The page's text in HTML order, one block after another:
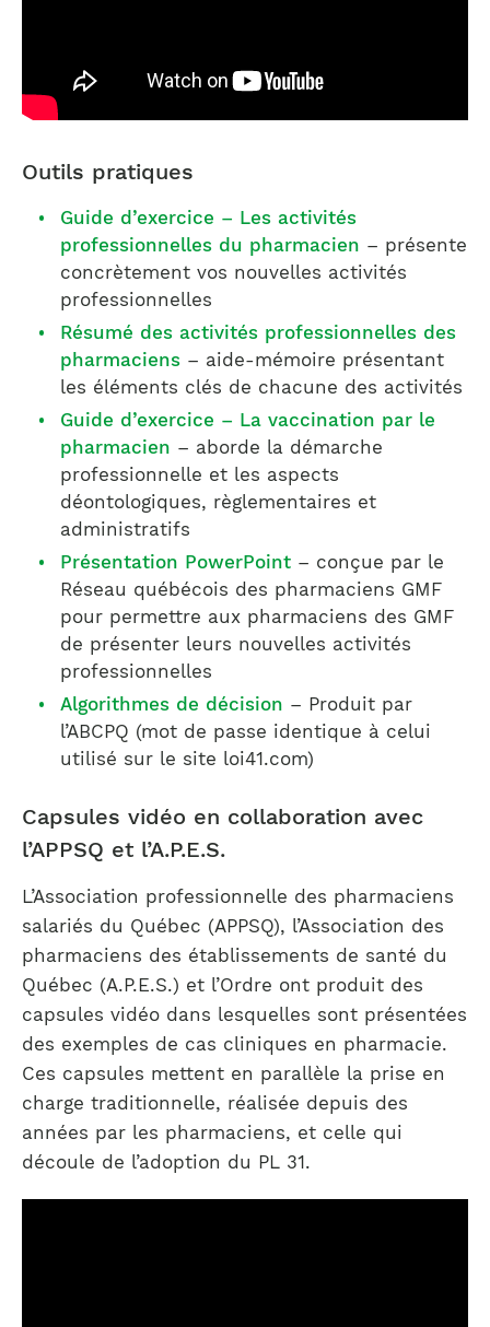
Outils pratiques
Guide d’exercice – Les activités
professionnelles du pharmacien – présente
concrètement vos nouvelles activités
professionnelles
Résumé des activités professionnelles des
pharmaciens – aide-mémoire présentant
les éléments clés de chacune des activités
Guide d’exercice – La vaccination par le
pharmacien – aborde la démarche
professionnelle et les aspects
déontologiques, règlementaires et
administratifs
Présentation PowerPoint – conçue par le
Réseau québécois des pharmaciens GMF
pour permettre aux pharmaciens des GMF
de présenter leurs nouvelles activités
professionnelles
Algorithmes de décision – Produit par
l’ABCPQ (mot de passe identique à celui
utilisé sur le site loi41.com)
Capsules vidéo en collaboration avec
l’APPSQ et l’A.P.E.S.
L’Association professionnelle des pharmaciens
salariés du Québec (APPSQ), l’Association des
pharmaciens des établissements de santé du
Québec (A.P.E.S.) et l’Ordre ont produit des
capsules vidéo dans lesquelles sont présentées
des exemples de cas cliniques en pharmacie.
Ces capsules mettent en parallèle la prise en
charge traditionnelle, réalisée depuis des
années par les pharmaciens, et celle qui
découle de l’adoption du PL 31.